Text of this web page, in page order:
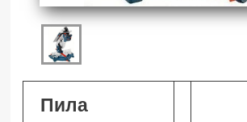
Пила